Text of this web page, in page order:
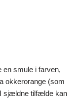
en smule i farven,
okkerorange (som
sjældne tilfælde kan